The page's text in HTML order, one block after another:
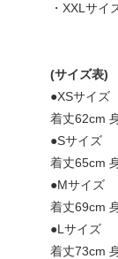
・XXLサイ
(サイズ表)
●XSサイズ
着丈62cm
●Sサイズ
着丈65cm
●Mサイズ
着丈69cm
●Lサイズ
着丈73cm